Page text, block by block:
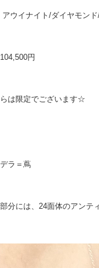
アウイナイト/ダイヤモン
円
らは限定でございます☆
ラ＝蔦
分には、24面体のアンテ